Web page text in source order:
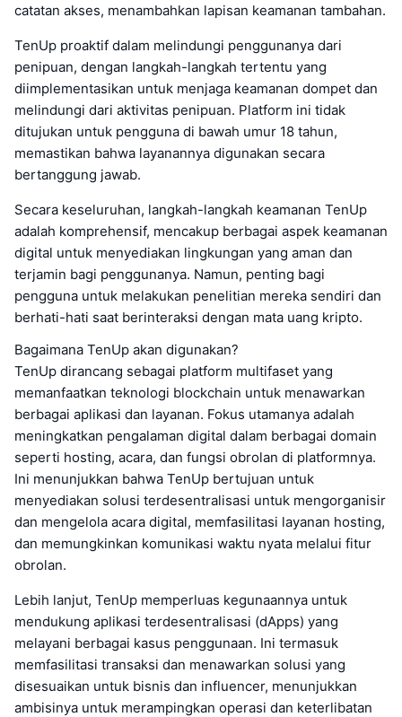
catatan akses, menambahkan lapisan keamanan tambahan.
TenUp proaktif dalam melindungi penggunanya dari
penipuan, dengan langkah-langkah tertentu yang
diimplementasikan untuk menjaga keamanan dompet dan
melindungi dari aktivitas penipuan. Platform ini tidak
ditujukan untuk pengguna di bawah umur 18 tahun,
memastikan bahwa layanannya digunakan secara
bertanggung jawab.
Secara keseluruhan, langkah-langkah keamanan TenUp
adalah komprehensif, mencakup berbagai aspek keamanan
digital untuk menyediakan lingkungan yang aman dan
terjamin bagi penggunanya. Namun, penting bagi
pengguna untuk melakukan penelitian mereka sendiri dan
berhati-hati saat berinteraksi dengan mata uang kripto.
Bagaimana TenUp akan digunakan?
TenUp dirancang sebagai platform multifaset yang
memanfaatkan teknologi blockchain untuk menawarkan
berbagai aplikasi dan layanan. Fokus utamanya adalah
meningkatkan pengalaman digital dalam berbagai domain
seperti hosting, acara, dan fungsi obrolan di platformnya.
Ini menunjukkan bahwa TenUp bertujuan untuk
menyediakan solusi terdesentralisasi untuk mengorganisir
dan mengelola acara digital, memfasilitasi layanan hosting,
dan memungkinkan komunikasi waktu nyata melalui fitur
obrolan.
Lebih lanjut, TenUp memperluas kegunaannya untuk
mendukung aplikasi terdesentralisasi (dApps) yang
melayani berbagai kasus penggunaan. Ini termasuk
memfasilitasi transaksi dan menawarkan solusi yang
disesuaikan untuk bisnis dan influencer, menunjukkan
ambisinya untuk merampingkan operasi dan keterlibatan